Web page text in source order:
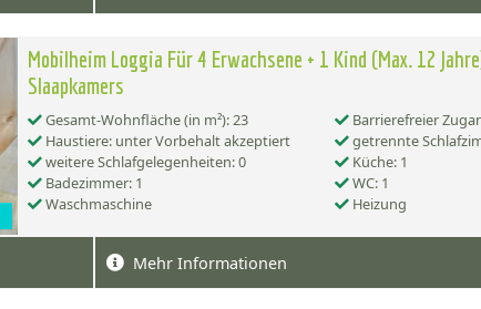
Mobilheim Loggia Für 4 Erwachsene + 1 Kind (Max. 12
Slaapkamers
Gesamt-Wohnfläche (in m²): 23
Barrierefreier
Haustiere: unter Vorbehalt akzeptiert
getrennte
weitere Schlafgelegenheiten: 0
Küche: 1
Badezimmer: 1
WC: 1
Waschmaschine
Heizung
Mehr Informationen